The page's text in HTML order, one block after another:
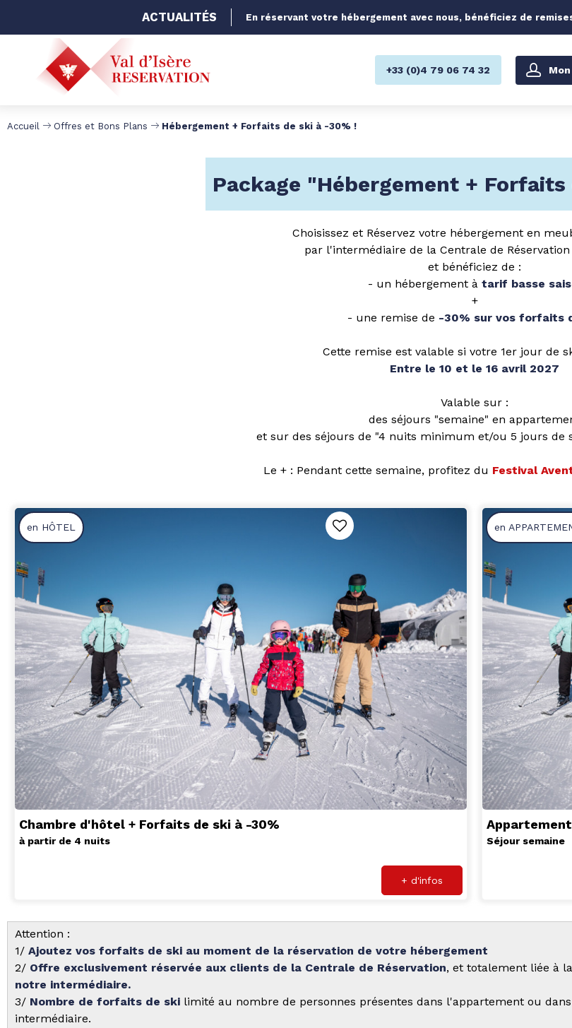
ACTUALITÉS En réservant votre hébergement avec nous, bénéficiez de
+33 (0)4 79 06 74 32
Accueil Offres et Bons Plans Hébergement + Forfaits de ski à -30% !
Package "Hébergement +
Choisissez et Réservez votre hébergement en
par l'intermédiaire de la Centrale de Réservation
et bénéficiez de :
- un hébergement àtarif basse
+
- une remise de -30% sur vos forfaits
Cette remise est valable si votre 1er jour de
Entre le 10 et le 16 avril 2027
Valable sur :
des séjours "semaine" en
et sur des séjours de "4 nuits minimum et/ou 5 jours de
Le + : Pendant cette semaine, profitez du Festival
Chambre d'hôtel + Forfaits de ski à -30%
à partir de 4 nuits
en HÔTEL
+ d'infos
Séjour semaine
en
Attention :
1/ Ajoutez vos forfaits de ski au moment de la réservation de votre hébergement
2/ Offre exclusivement réservée aux clients de la Centrale de Réservation, et totalement liée à
notre intermédiaire.
3/ Nombre de forfaits de ski limité au nombre de personnes présentes dans l'appartement ou
intermédiaire.